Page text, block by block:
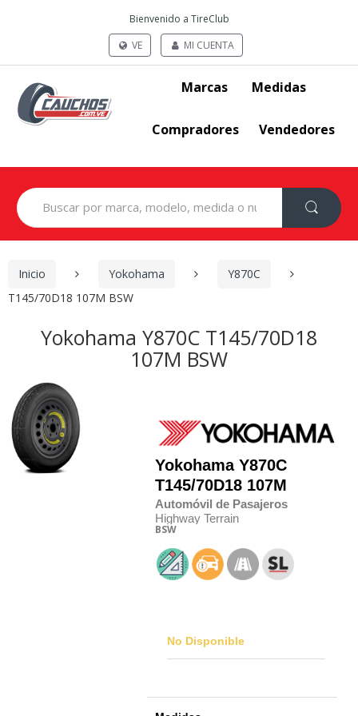
Bienvenido a TireClub
VE
MI CUENTA
Marcas Medidas
Compradores Vendedores
Search
for:
Inicio Yokohama
Y870C
T145/70D18 107M BSW
Yokohama Y870C T145/70D18
107M BSW
Yokohama Y870C
T145/70D18 107M
Automóvil de Pasajeros
Highway Terrain
BSW
No Disponible